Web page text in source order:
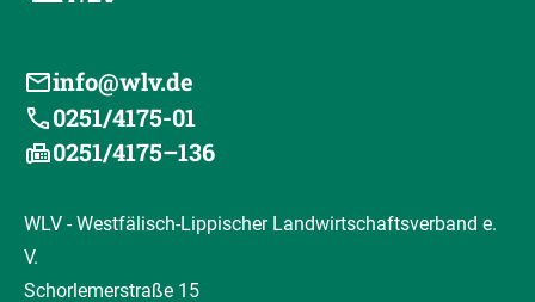
info@wlv.de
0251/4175-01
0251/4175–136
WLV - Westfälisch-Lippischer Landwirtschaftsverband e.
V.
Schorlemerstraße 15